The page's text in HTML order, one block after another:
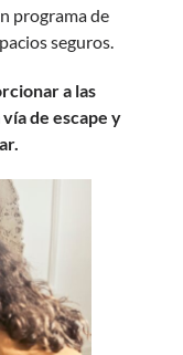
programa de
seguros.
a las
de escape y